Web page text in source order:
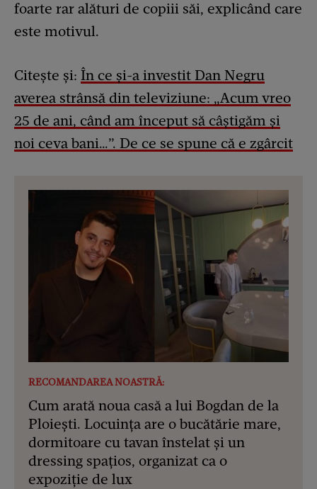
foarte rar alături de copiii săi, explicând care
este motivul.
Citește și: În ce și-a investit Dan Negru
averea strânsă din televiziune: „Acum vreo
25 de ani, când am început să câștigăm și
noi ceva bani…”. De ce se spune că e zgârcit
RECOMANDAREA NOASTRĂ:
Cum arată noua casă a lui Bogdan de la
Ploiești. Locuința are o bucătărie mare,
dormitoare cu tavan înstelat și un
dressing spațios, organizat ca o
expoziție de lux